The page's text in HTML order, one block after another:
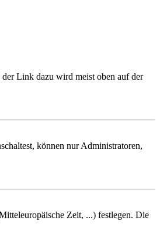
der Link dazu wird meist oben auf der
können nur Administratoren,
Zeit, ...) festlegen. Die